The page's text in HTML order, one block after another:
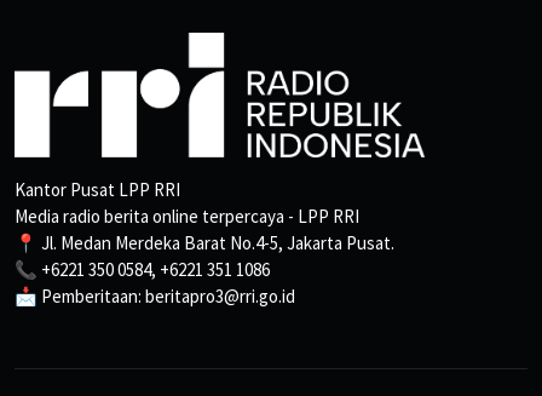
Kantor Pusat LPP RRI
Media radio berita online terpercaya - LPP RRI
📍 Jl. Medan Merdeka Barat No.4-5, Jakarta Pusat.
📞 +6221 350 0584, +6221 351 1086
📩 Pemberitaan: beritapro3@rri.go.id